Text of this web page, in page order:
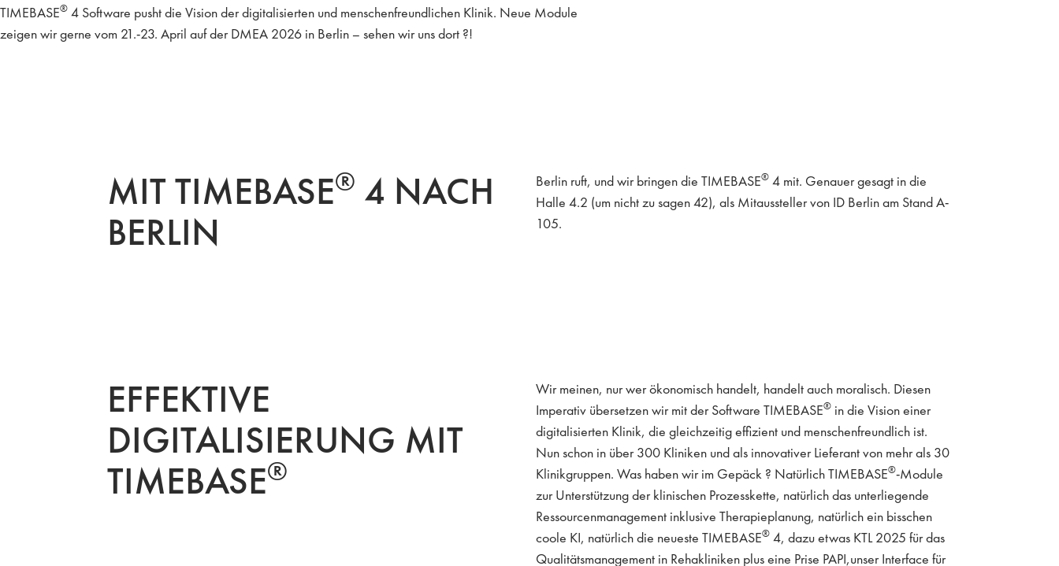
TIMEBASE® 4 Software pusht die Vision der digitalisierten und menschenfreundlichen Klinik. Neue Module
zeigen wir gerne vom 21.-23. April auf der DMEA 2026 in Berlin – sehen wir uns dort ?!
MIT TIMEBASE® 4 NACH
BERLIN
Berlin ruft, und wir bringen die TIMEBASE® 4 mit. Genauer gesagt in die
Halle 4.2 (um nicht zu sagen 42), als Mitaussteller von ID Berlin am Stand A-
105.
EFFEKTIVE
DIGITALISIERUNG MIT
TIMEBASE®
Wir meinen, nur wer ökonomisch handelt, handelt auch moralisch. Diesen
Imperativ übersetzen wir mit der Software TIMEBASE® in die Vision einer
digitalisierten Klinik, die gleichzeitig effizient und menschenfreundlich ist.
Nun schon in über 300 Kliniken und als innovativer Lieferant von mehr als 30
Klinikgruppen. Was haben wir im Gepäck ? Natürlich TIMEBASE®-Module
zur Unterstützung der klinischen Prozesskette, natürlich das unterliegende
Ressourcenmanagement inklusive Therapieplanung, natürlich ein bisschen
coole KI, natürlich die neueste TIMEBASE® 4, dazu etwas KTL 2025 für das
Qualitätsmanagement in Rehakliniken plus eine Prise PAPI,unser Interface für